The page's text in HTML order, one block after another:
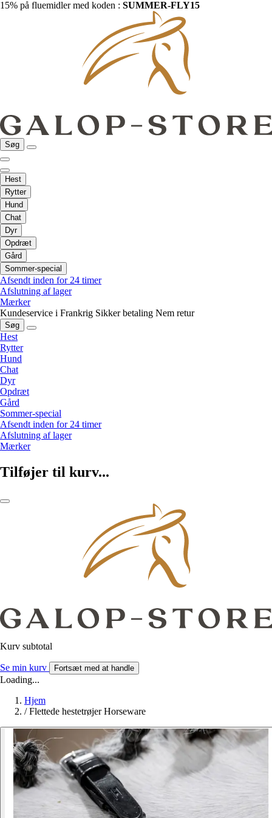
15% på fluemidler med koden : SUMMER-FLY15
Søg
Hest
Rytter
Hund
Chat
Dyr
Opdræt
Gård
Sommer-special
Afsendt inden for 24 timer
Afslutning af lager
Mærker
Kundeservice i Frankrig Sikker betaling Nem retur
Søg
Hest
Rytter
Hund
Chat
Dyr
Opdræt
Gård
Sommer-special
Afsendt inden for 24 timer
Afslutning af lager
Mærker
Tilføjer til kurv...
Kurv subtotal
Se min kurv Fortsæt med at handle
Loading...
Hjem
/ Flettede hestetrøjer Horseware